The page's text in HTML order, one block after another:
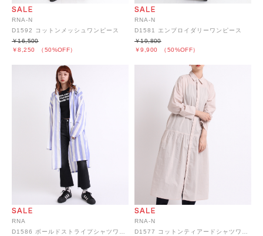
RNA-N
D1592 コットンメッシュワンピース
￥8,250 （50%OFF）
￥16,500
RNA-N
D1581 エンブロイダリーワンピース
￥9,900 （50%OFF）
￥19,800
RNA
D1586 ボールドストライプシャツワンピース
RNA-N
D1577 コットンティアードシャツワンピース